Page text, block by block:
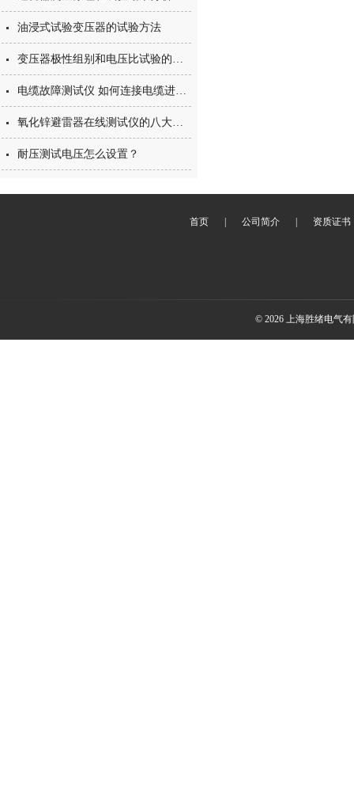
油浸式试验变压器的试验方法
变压器极性组别和电压比试验的目的
电缆故障测试仪 如何连接电缆进行测试
氧化锌避雷器在线测试仪的八大功能
耐压测试电压怎么设置？
首页 公司简介 资质证书
© 2026 上海胜绪电气